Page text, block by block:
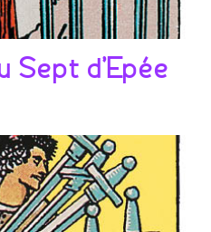
Sept d’Epée